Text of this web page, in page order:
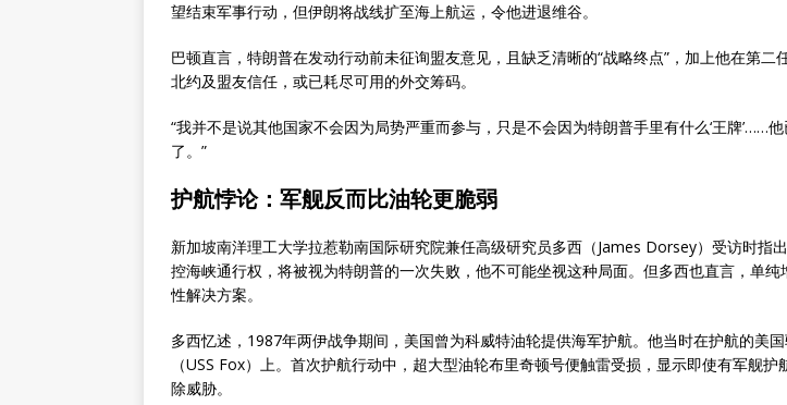
望结束军事行动，但伊朗将战线扩至海上航运，令他进退维谷。
巴顿直言，特朗普在发动行动前未征询盟友意见，且缺乏清晰的“战略终点”，加上他在第二
北约及盟友信任，或已耗尽可用的外交筹码。
“我并不是说其他国家不会因为局势严重而参与，只是不会因为特朗普手里有什么‘王牌’……
了。”
护航悖论：军舰反而比油轮更脆弱
新加坡南洋理工大学拉惹勒南国际研究院兼任高级研究员多西（James Dorsey）受访时指
控海峡通行权，将被视为特朗普的一次失败，他不可能坐视这种局面。但多西也直言，单纯
性解决方案。
多西忆述，1987年两伊战争期间，美国曾为科威特油轮提供海军护航。他当时在护航的美
（USS Fox）上。首次护航行动中，超大型油轮布里奇顿号便触雷受损，显示即使有军舰护
除威胁。